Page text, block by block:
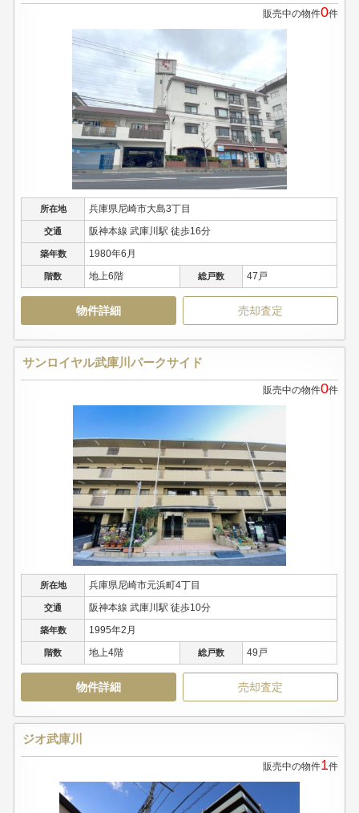
販売中の物件0件
所在地 兵庫県尼崎市大島3丁目
交通 阪神本線 武庫川駅 徒歩16分
築年数 1980年6月
階数 地上6階 総戸数 47戸
物件詳細 売却査定
サンロイヤル武庫川パークサイド
販売中の物件0件
所在地 兵庫県尼崎市元浜町4丁目
交通 阪神本線 武庫川駅 徒歩10分
築年数 1995年2月
階数 地上4階 総戸数 49戸
物件詳細 売却査定
ジオ武庫川
販売中の物件1件